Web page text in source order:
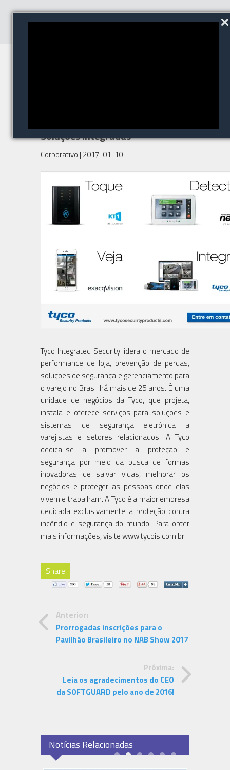
Soluções Integradas
Corporativo | 2017-01-10
Tyco Integrated Security lidera o mercado de
performance de loja, prevenção de perdas,
soluções de segurança e gerenciamento para
o varejo no Brasil há mais de 25 anos. É uma
unidade de negócios da Tyco, que projeta,
instala e oferece serviços para soluções e
sistemas de segurança eletrônica a
varejistas e setores relacionados. A Tyco
dedica-se a promover a proteção e
segurança por meio da busca de formas
inovadoras de salvar vidas, melhorar os
negócios e proteger as pessoas onde elas
vivem e trabalham. A Tyco é a maior empresa
dedicada exclusivamente a proteção contra
incêndio e segurança do mundo. Para obter
mais informações, visite www.tycois.com.br
Share
Anterior:
Prorrogadas inscrições para o
Pavilhão Brasileiro no NAB Show 2017
Próxima:
Leia os agradecimentos do CEO
da SOFTGUARD pelo ano de 2016!
Notícias Relacionadas